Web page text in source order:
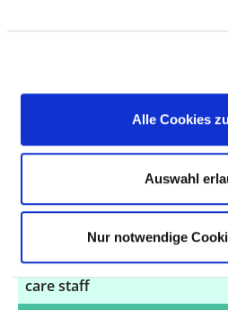
Alle Cookies
Auswahl
Nur notwendige
employment
23,67
direct
employment
0,03
Out-patient
care staff
23,70